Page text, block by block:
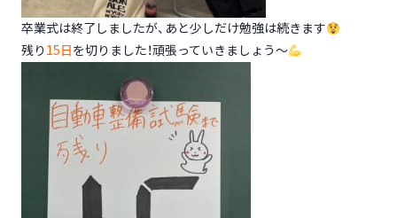
卒業式は終了しましたが、あと少しだけ勉強は続きます
残り 15日を切りました！頑張っていきましょう～